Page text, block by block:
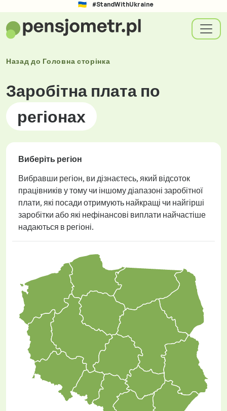
#StandWithUkraine
Назад до Головна сторінка
Заробітна плата по
регіонах
Виберіть регіон
Вибравши регіон, ви дізнаєтесь, який відсоток
працівників у тому чи іншому діапазоні заробітної
плати, які посади отримують найкращі чи найгірші
заробітки або які нефінансові виплати найчастіше
надаються в регіоні.